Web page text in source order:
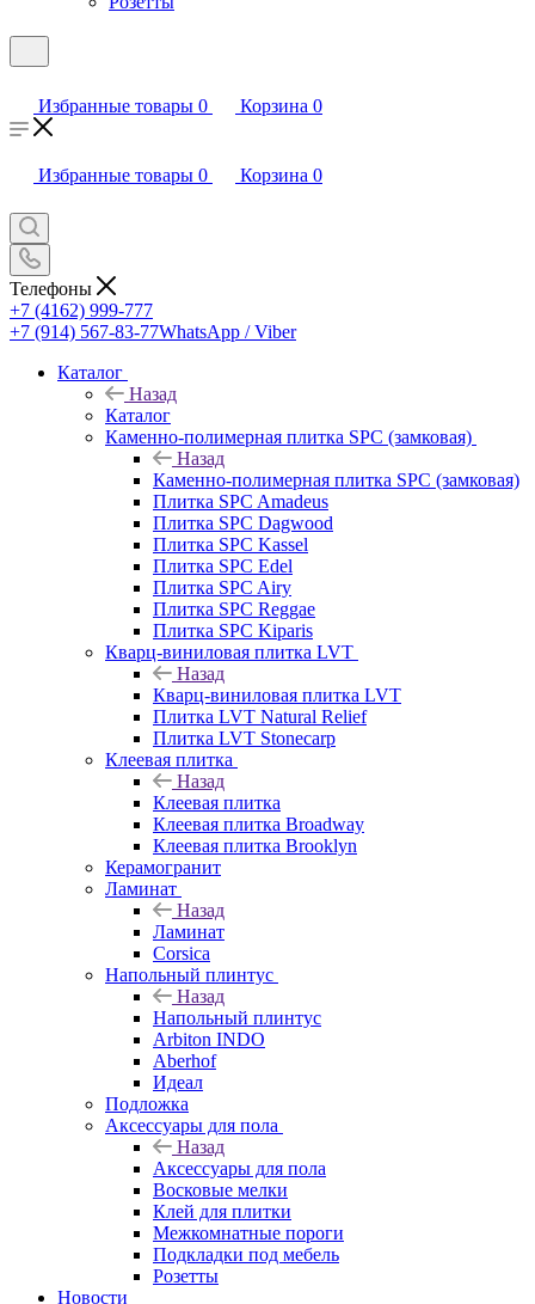
Избранные товары 0 Корзина 0
Избранные товары 0 Корзина 0
Телефоны
+7 (4162) 999-777
+7 (914) 567-83-77WhatsApp / Viber
Каталог
Назад
Каталог
Каменно-полимерная плитка SPC (замковая)
Назад
Каменно-полимерная плитка SPC (замковая)
Плитка SPC Amadeus
Плитка SPC Dagwood
Плитка SPC Kassel
Плитка SPC Edel
Плитка SPC Airy
Плитка SPC Reggae
Плитка SPC Kiparis
Кварц-виниловая плитка LVT
Назад
Кварц-виниловая плитка LVT
Плитка LVT Natural Relief
Плитка LVT Stonecarp
Клеевая плитка
Назад
Клеевая плитка
Клеевая плитка Broadway
Клеевая плитка Brooklyn
Керамогранит
Ламинат
Назад
Ламинат
Corsica
Напольный плинтус
Назад
Напольный плинтус
Arbiton INDO
Aberhof
Идеал
Подложка
Аксессуары для пола
Назад
Аксессуары для пола
Восковые мелки
Клей для плитки
Межкомнатные пороги
Подкладки под мебель
Розетты
Новости